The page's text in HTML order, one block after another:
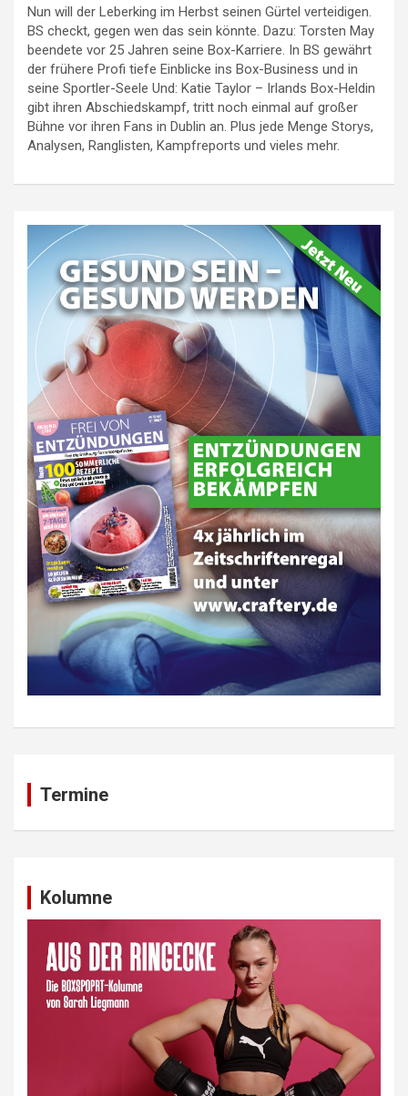
Nun will der Leberking im Herbst seinen Gürtel verteidigen.
BS checkt, gegen wen das sein könnte. Dazu: Torsten May
beendete vor 25 Jahren seine Box-Karriere. In BS gewährt
der frühere Profi tiefe Einblicke ins Box-Business und in
seine Sportler-Seele Und: Katie Taylor – Irlands Box-Heldin
gibt ihren Abschiedskampf, tritt noch einmal auf großer
Bühne vor ihren Fans in Dublin an. Plus jede Menge Storys,
Analysen, Ranglisten, Kampfreports und vieles mehr.
Termine
Kolumne